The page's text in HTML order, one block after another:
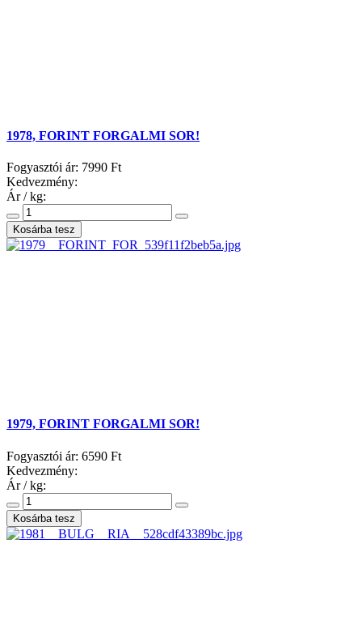
1978, FORINT FORGALMI SOR!
Fogyasztói ár: 7990 Ft
Kedvezmény:
Ár / kg:
1979, FORINT FORGALMI SOR!
Fogyasztói ár: 6590 Ft
Kedvezmény:
Ár / kg: